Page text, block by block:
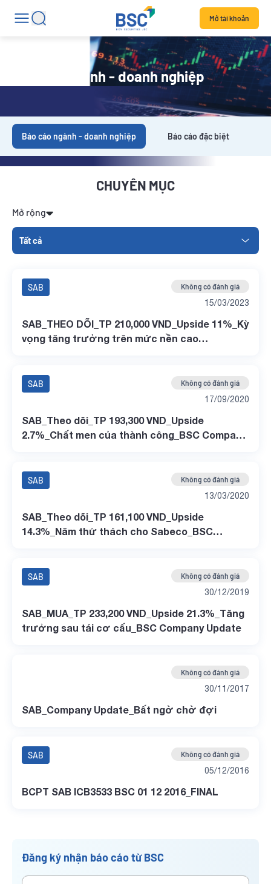
Mở tài khoản
Báo cáo ngành - doanh nghiệp
Báo cáo ngành - doanh nghiệp Báo cáo đặc biệt
CHUYÊN MỤC
Mở rộng
Tất cả
SAB Không có đánh giá
15/03/2023
SAB_THEO DÕI_TP 210,000 VND_Upside 11%_Kỳ
vọng tăng trưởng trên mức nền cao
SAB Không có đánh giá
17/09/2020
SAB_Theo dõi_TP 193,300 VND_Upside
2.7%_Chất men của thành công_BSC Company
SAB Không có đánh giá
13/03/2020
SAB_Theo dõi_TP 161,100 VND_Upside
14.3%_Năm thử thách cho Sabeco_BSC
SAB Không có đánh giá
30/12/2019
SAB_MUA_TP 233,200 VND_Upside 21.3%_Tăng
trưởng sau tái cơ cấu_BSC Company Update
Không có đánh giá
30/11/2017
SAB_Company Update_Bất ngờ chờ đợi
SAB Không có đánh giá
05/12/2016
BCPT SAB ICB3533 BSC 01 12 2016_FINAL
Đăng ký nhận báo cáo từ BSC